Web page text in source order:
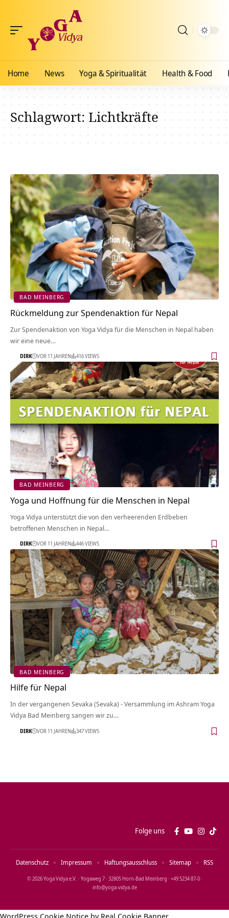
Home News Yoga & Spiritualität Health & Food
Schlagwort:Lichtkräfte
BAD MEINBERG
Rückmeldung zur Spendenaktion für Nepal
Zur Spendenaktion von Yoga Vidya für die Menschen in Nepal haben
wir eine neue…
DIRK VOR 11 JAHREN 416 VIEWS
BAD MEINBERG
Yoga und Hoffnung für die Menschen in Nepal
Yoga Vidya unterstützt die von den verheerenden Erdbeben
betroffenen Menschen in Nepal…
DIRK VOR 11 JAHREN 446 VIEWS
BAD MEINBERG
Hilfe für Nepal
In der vergangenen Sevaka (Sevaka) - Versammlung im Ashram Yoga
Vidya Bad Meinberg sangen wir zu…
DIRK VOR 11 JAHREN 347 VIEWS
Folge uns
© 2026 Yoga Vidya e.V. · Yogaweg 7 · 32805 Horn‑Bad Meinberg · +49 5234 87‑0 ·
info@yoga‑vidya.de
Datenschutz Impressum Haftungsausschluss Sitemap RSS